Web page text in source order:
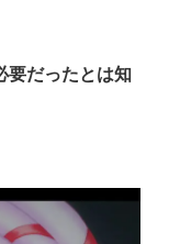
要だったとは知